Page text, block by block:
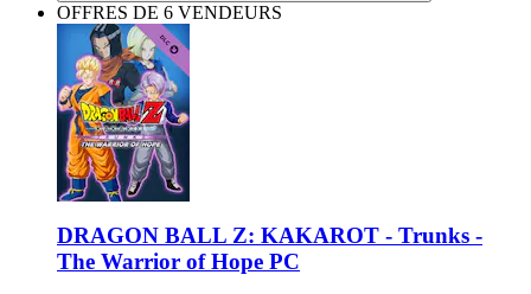
OFFRES DE 6 VENDEURS
DRAGON BALL Z: KAKAROT - Trunks -
The Warrior of Hope PC